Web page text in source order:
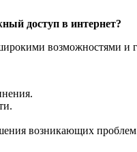
доступ в интернет?
возможностями
возникающих